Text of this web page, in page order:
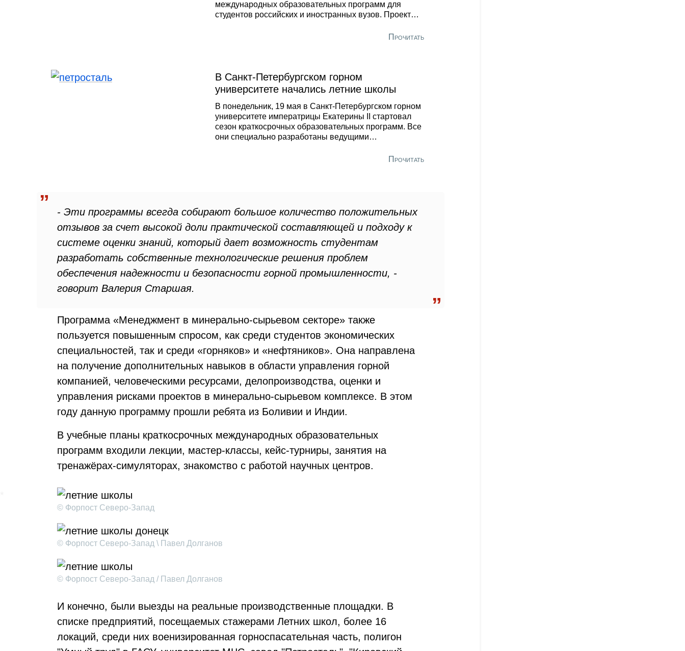
международных образовательных программ для
студентов российских и иностранных вузов. Проект
Прочитать
В Санкт-Петербургском горном
университете начались летние школы
В понедельник, 19 мая в Санкт-Петербургском горном
университете императрицы Екатерины II стартовал
сезон краткосрочных образовательных программ. Все
они специально разработаны ведущими
высших учебных заведений. Проект «Летние школы»
Прочитать
- Эти программы всегда собирают большое количество положительных
отзывов за счет высокой доли практической составляющей и подходу к
системе оценки знаний, который дает возможность студентам
разработать собственные технологические решения проблем
обеспечения надежности и безопасности горной промышленности, -
говорит Валерия Старшая.
Программа «Менеджмент в минерально-сырьевом секторе» также
пользуется повышенным спросом, как среди студентов экономических
специальностей, так и среди «горняков» и «нефтяников». Она направлена
на получение дополнительных навыков в области управления горной
компанией, человеческими ресурсами, делопроизводства, оценки и
управления рисками проектов в минерально-сырьевом комплексе. В этом
году данную программу прошли ребята из Боливии и Индии.
В учебные планы краткосрочных международных образовательных
программ входили лекции, мастер-классы, кейс-турниры, занятия на
тренажёрах-симуляторах, знакомство с работой научных центров.
© Форпост Северо-Запад
© Форпост Северо-Запад \ Павел Долганов
© Форпост Северо-Запад / Павел Долганов
И конечно, были выезды на реальные производственные площадки. В
списке предприятий, посещаемых стажерами Летних школ, более 16
локаций, среди них военизированная горноспасательная часть, полигон